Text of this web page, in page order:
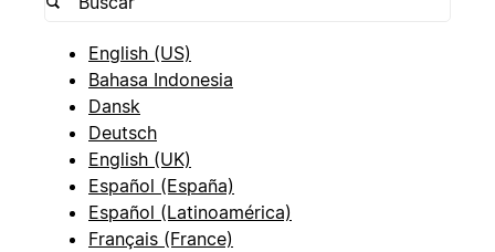
English (US)
Bahasa Indonesia
Dansk
Deutsch
English (UK)
Español (España)
Español (Latinoamérica)
Français (France)